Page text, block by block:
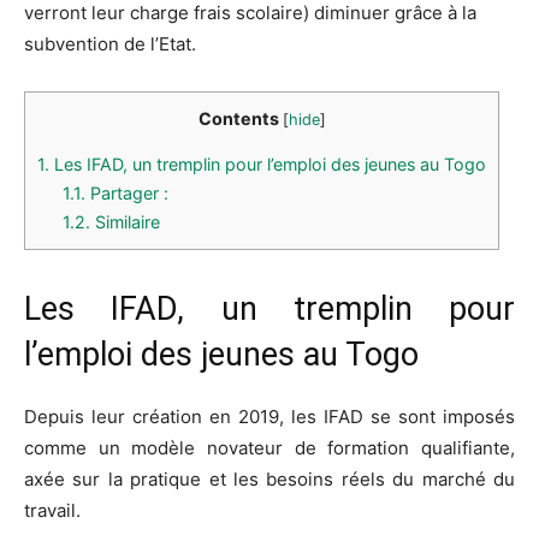
verront leur charge frais scolaire) diminuer grâce à la
subvention de l’Etat.
Contents [hide]
1. Les IFAD, un tremplin pour l’emploi des jeunes au Togo
1.1. Partager :
1.2. Similaire
Les IFAD, un tremplin pour
l’emploi des jeunes au Togo
Depuis leur création en 2019, les IFAD se sont imposés
comme un modèle novateur de formation qualifiante,
axée sur la pratique et les besoins réels du marché du
travail.